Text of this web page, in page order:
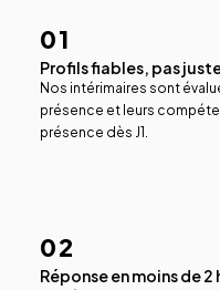
01
Profils fiables, pas
Nos intérimaires sont
présence et leurs
présence dès J1.
02
Réponse en moins de 2